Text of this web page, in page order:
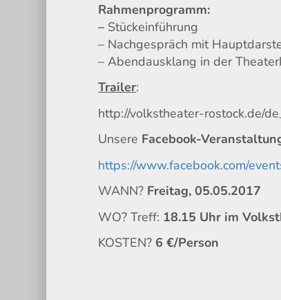
Rahmenprogramm:
– Stückeinführung
– Nachgespräch mit
– Abendausklang in der
Trailer:
http://volkstheater-rostock.de/
Unsere Facebook-
https://www.facebook.com/
WANN? Freitag, 05.05.2017
WO? Treff: 18.15 Uhr im
KOSTEN? 6 €/Person